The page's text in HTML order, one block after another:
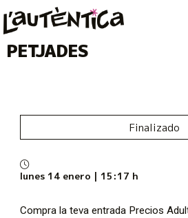
PETJADES
Finalizado
lunes 14 enero | 15:17 h
Compra la teva entrada Precios